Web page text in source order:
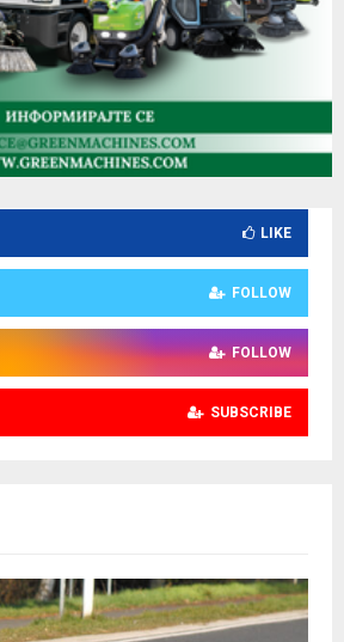
LIKE
FOLLOW
FOLLOW
SUBSCRIBE